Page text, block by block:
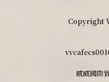
Copyright
威威國際